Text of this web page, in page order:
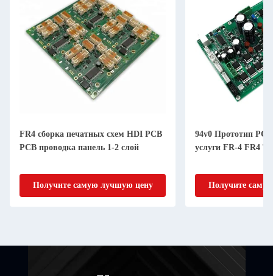
FR4 сборка печатных схем HDI PCB
PCB проводка панель 1-2 слой
Получите самую лучшую цену
94v0 Прототип
услуги FR-4 FR4
Получите